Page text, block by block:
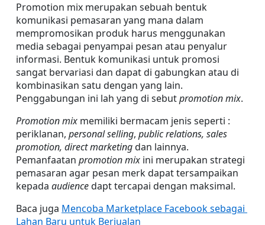
Promotion mix merupakan sebuah bentuk
komunikasi pemasaran yang mana dalam
mempromosikan produk harus menggunakan
media sebagai penyampai pesan atau penyalur
informasi. Bentuk komunikasi untuk promosi
sangat bervariasi dan dapat di gabungkan atau di
kombinasikan satu dengan yang lain.
Penggabungan ini lah yang di sebut promotion mix.
Promotion mix memiliki bermacam jenis seperti :
periklanan, personal selling, public relations, sales
promotion, direct marketing dan lainnya.
Pemanfaatan promotion mix ini merupakan strategi
pemasaran agar pesan merk dapat tersampaikan
kepada audience dapt tercapai dengan maksimal.
Baca juga Mencoba Marketplace Facebook sebagai
Lahan Baru untuk Berjualan